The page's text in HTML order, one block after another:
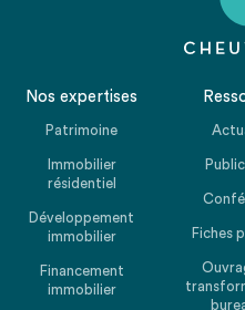
Nos expertises
Patrimoine
Immobilier
résidentiel
Développement
immobilier
Financement
immobilier
Fiches